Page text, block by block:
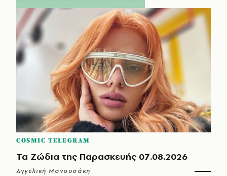
COSMIC TELEGRAM
Τα Ζώδια της Παρασκευής 07.08.2026
Αγγελική Μανουσάκη